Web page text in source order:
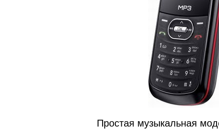
Простая музыкальная